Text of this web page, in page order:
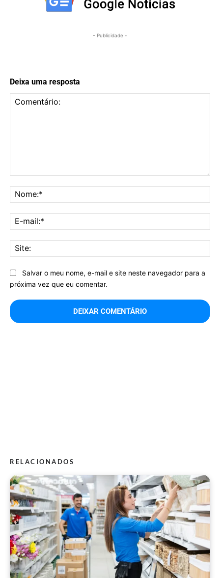
- Publicidade -
Deixa uma resposta
Salvar o meu nome, e-mail e site neste navegador para a
próxima vez que eu comentar.
RELACIONADOS